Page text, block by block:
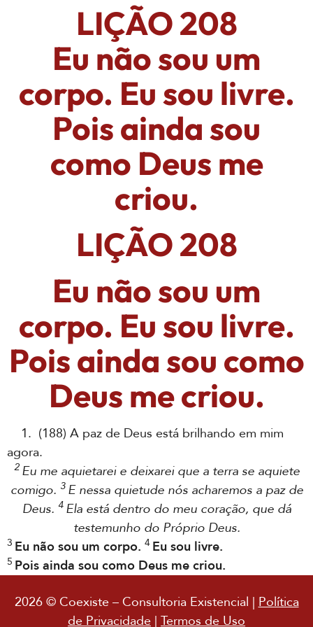
LIÇÃO 208
Eu não sou um
corpo. Eu sou livre.
Pois ainda sou
como Deus me
criou.
LIÇÃO 208
Eu não sou um
corpo. Eu sou livre.
Pois ainda sou como
Deus me criou.
1. (188) A paz de Deus está brilhando em mim
agora.
2 Eu me aquietarei e deixarei que a terra se aquiete
comigo. 3 E nessa quietude nós acharemos a paz de
Deus. 4 Ela está dentro do meu coração, que dá
testemunho do Próprio Deus.
3 Eu não sou um corpo. 4 Eu sou livre.
5 Pois ainda sou como Deus me criou.
2026 © Coexiste – Consultoria Existencial |Política
de Privacidade | Termos de Uso